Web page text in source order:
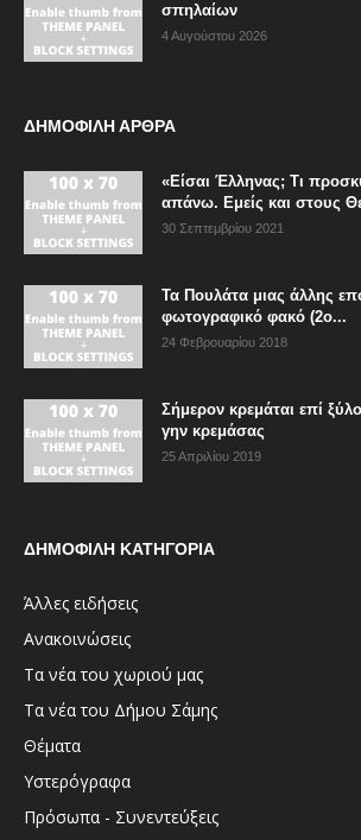
σπηλαίων
4 Αυγούστου 2026
ΔΗΜΟΦΙΛΗ ΑΡΘΡΑ
«Είσαι Έλληνας; Τι
απάνω. Εμείς και στους
30 Σεπτεμβρίου 2021
Τα Πουλάτα μιας άλλης
φωτογραφικό φακό (2ο...
24 Φεβρουαρίου 2018
Σήμερον κρεμάται επί
γην κρεμάσας
25 Απριλίου 2019
ΔΗΜΟΦΙΛΗ ΚΑΤΗΓΟΡΙΑ
Άλλες ειδήσεις
Ανακοινώσεις
Τα νέα του χωριού μας
Τα νέα του Δήμου Σάμης
Θέματα
Υστερόγραφα
Πρόσωπα - Συνεντεύξεις